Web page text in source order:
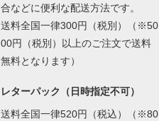
合などに便利な配送方法です。
送料全国一律300円（税別）（※50
00円（税別）以上のご注文で送料
無料となります）
レターパック（日時指定不可）
送料全国一律520円（税込）（※80